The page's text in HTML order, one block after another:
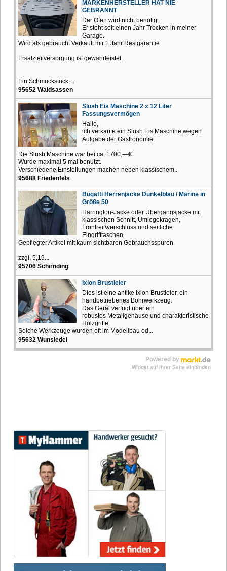
MARKENHERSTELLER HAT NIE
GEBRANNT
Der Ofen wird nicht benötigt.
Er steht seit einen Jahr Trocken in meiner
Garage.
Wird als gebraucht Verkauft mir 1 Jahr Restgarantie.
Ersatzteilversorgung ist gewährleistet.
Ein Schmuckstück,...
95652 Waldsassen
Slush Eis Maschine 2 x 12 Liter
Fassungsvermögen
Hallo,
ich verkaufe ein Slush Eis Maschine wegen
Aufgabe der Gastronomie.
Die Slush Maschine war bei ca. 1700,—€
Wurde maximal 5 mal benutzt.
Verschiedene Einstellungen machen neben klassischem...
95688 Friedenfels
Bugatti Herrenjacke Dunkelblau / Marine in
Größe 50
Harrington-Jacke oder Übergangsjacke mit
klassischen Schnitt, Umlegekragen,
Frontreißverschluss und seitliche
Eingrifftaschen.
Gepflegter Artikel mit kaum sichtbaren Gebrauchsspuren.
zzgl. 5,19...
95706 Schirnding
Ixion Brustleier
Dies ist eine antike Ixion Brustleier, ein
handbetriebenes Bohrwerkzeug.
Das Gerät verfügt über ein
robustes Metallgehäuse und charakteristische
Holzgriffe.
Solche Werkzeuge wurden oft im Modellbau od...
95632 Wunsiedel
Powered by
Widget auf Ihrer Seite einbinden